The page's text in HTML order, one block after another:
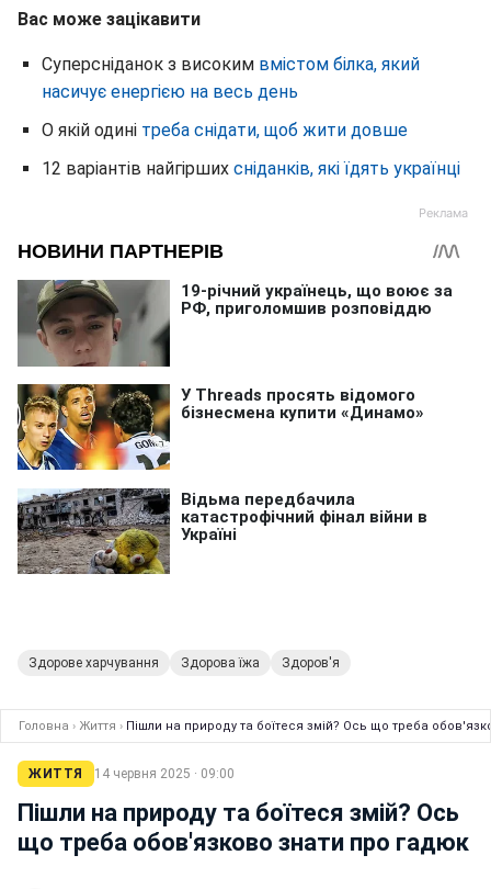
Вас може зацікавити
Суперсніданок з високим вмістом білка, який
насичує енергією на весь день
О якій одині треба снідати, щоб жити довше
12 варіантів найгірших сніданків, які їдять українці
Здорове харчування Здорова їжа Здоров'я
Головна › Життя › Пішли на природу та боїтеся змій? Ось що треба
ЖИТТЯ 14 червня 2025 · 09:00
Пішли на природу та боїтеся змій? Ось
що треба обов'язково знати про гадюк